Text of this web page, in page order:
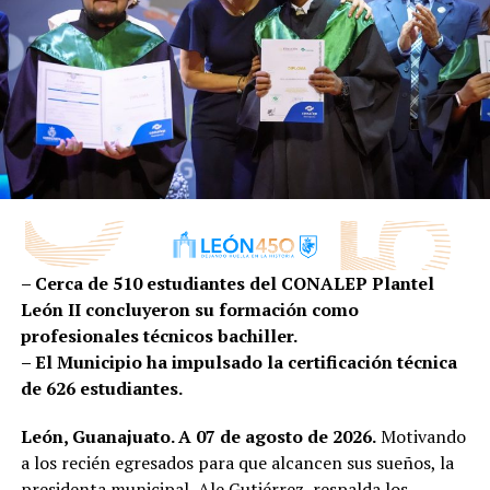
•Teatro del Bicentenario Roberto •Plasencia Saldaña
•Teatro Estudio
•Auditorio Mateo Herrera
•Jardín de las Jacarandas
•Calzada de las Artes
Además de las presentaciones escénicas, el encuentro
contempla talleres gratuitos con registro previo y
diversas actividades abiertas al público, convirtiéndose
en una excelente oportunidad para acercarse al mundo
del teatro.
FIACmx: diez días para descubrir el arte contemporáneo
Apenas termina el Encuentro Estatal de Teatro y León
continúa celebrando con otro de sus eventos culturales
Del 14 al 23 de agosto, llega la 29 edición del Festival
– Cerca de 510 estudiantes del CONALEP Plantel
León II concluyeron su formación como
profesionales técnicos bachiller.
– El Municipio ha impulsado la certificación técnica
de 626 estudiantes.
León, Guanajuato. A 07 de agosto de 2026.Motivando
a los recién egresados para que alcancen sus sueños, la